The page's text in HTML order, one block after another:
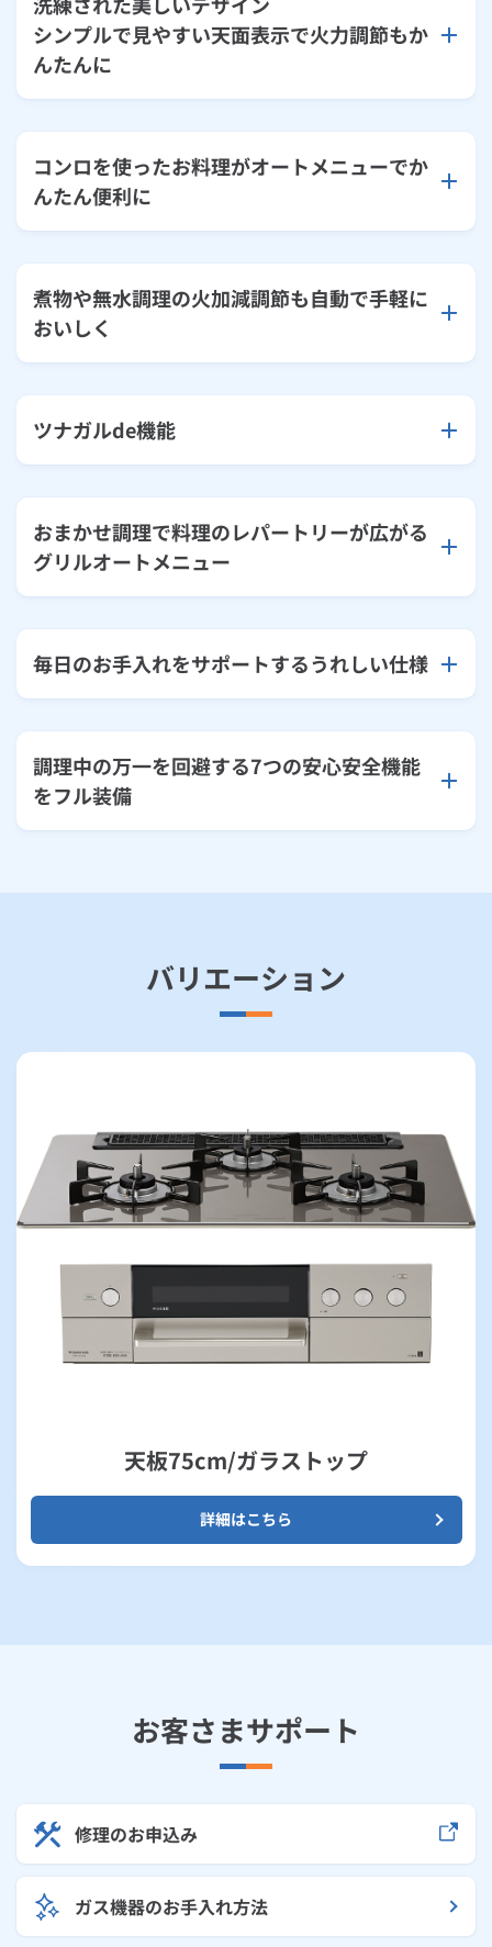
シンプルで見やすい天面表示で火力調節もか
んたんに
コンロを使ったお料理がオートメニューでか
んたん便利に
煮物や無水調理の火加減調節も自動で手軽に
おいしく
ツナガルde機能
おまかせ調理で料理のレパートリーが広がる
グリルオートメニュー
毎日のお手入れをサポートするうれしい仕様
調理中の万一を回避する7つの安心安全機能
をフル装備
バリエーション
天板75cm/ガラストップ
詳細はこちら
お客さまサポート
修理のお申込み
ガス機器のお手入れ方法